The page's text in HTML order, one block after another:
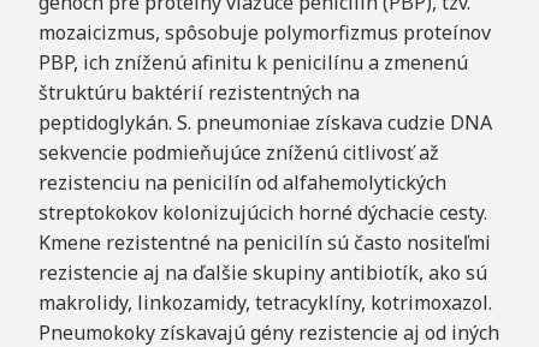
mozaicizmus, spôsobuje polymorfizmus proteínov
PBP, ich zníženú afinitu k penicilínu a zmenenú
štruktúru baktérií rezistentných na
peptidoglykán. S. pneumoniae získava cudzie DNA
sekvencie podmieňujúce zníženú citlivosť až
rezistenciu na penicilín od alfahemolytických
streptokokov kolonizujúcich horné dýchacie cesty.
Kmene rezistentné na penicilín sú často nositeľmi
rezistencie aj na ďalšie skupiny antibiotík, ako sú
makrolidy, linkozamidy, tetracyklíny, kotrimoxazol.
Pneumokoky získavajú gény rezistencie aj od iných